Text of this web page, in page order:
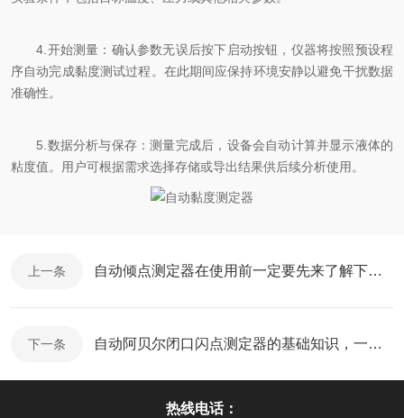
4.开始测量：确认参数无误后按下启动按钮，仪器将按照预设程
序自动完成黏度测试过程。在此期间应保持环境安静以避免干扰数据
准确性。
5.数据分析与保存：测量完成后，设备会自动计算并显示液体的
粘度值。用户可根据需求选择存储或导出结果供后续分析使用。
上一条 自动倾点测定器在使用前一定要先来了解下这些
下一条 自动阿贝尔闭口闪点测定器的基础知识，一篇搞定
热线电话：